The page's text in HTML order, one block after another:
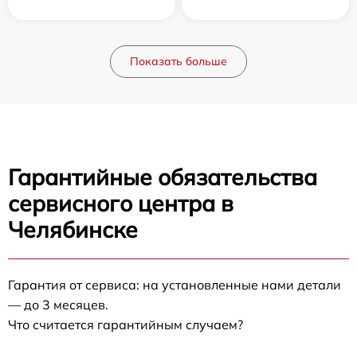
Показать больше
Гарантийные обязательства
сервисного центра в
Челябинске
Гарантия от сервиса: на установленные нами детали
— до 3 месяцев.
Что считается гарантийным случаем?